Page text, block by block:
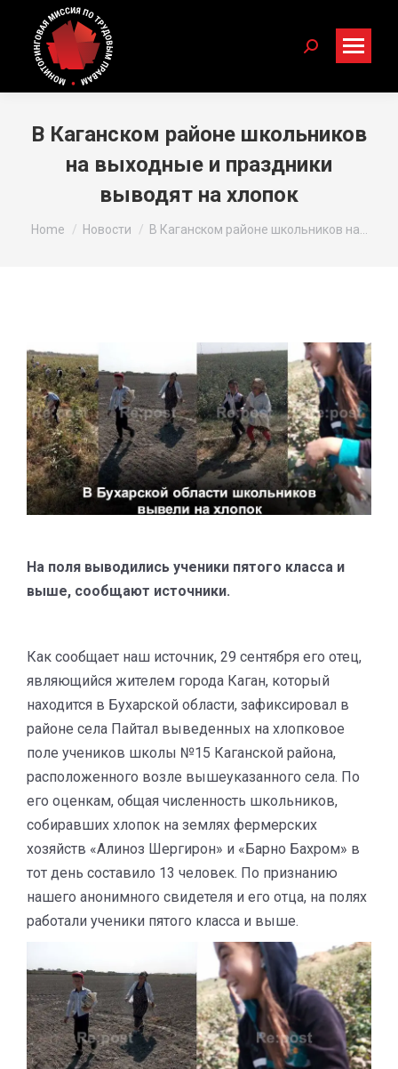
Search:
В Каганском районе школьников
на выходные и праздники
выводят на хлопок
You are here:
Home Новости В Каганском районе школьников на…
На поля выводились ученики пятого класса и
выше, сообщают источники.
Как сообщает наш источник, 29 сентября его отец,
являющийся жителем города Каган, который
находится в Бухарской области, зафиксировал в
районе села Пайтал выведенных на хлопковое
поле учеников школы №15 Каганской района,
расположенного возле вышеуказанного села. По
его оценкам, общая численность школьников,
собиравших хлопок на землях фермерских
хозяйств «Алиноз Шергирон» и «Барно Бахром» в
тот день составило 13 человек. По признанию
нашего анонимного свидетеля и его отца, на полях
работали ученики пятого класса и выше.